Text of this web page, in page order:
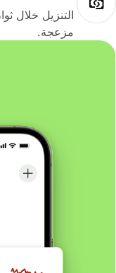
التنزيل خلال
مزعجة.